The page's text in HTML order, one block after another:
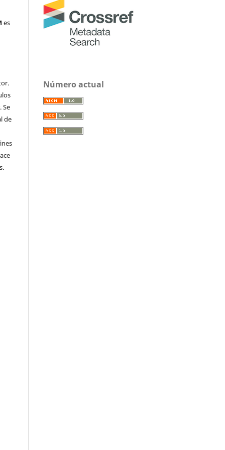
es
Se
de
Número actual